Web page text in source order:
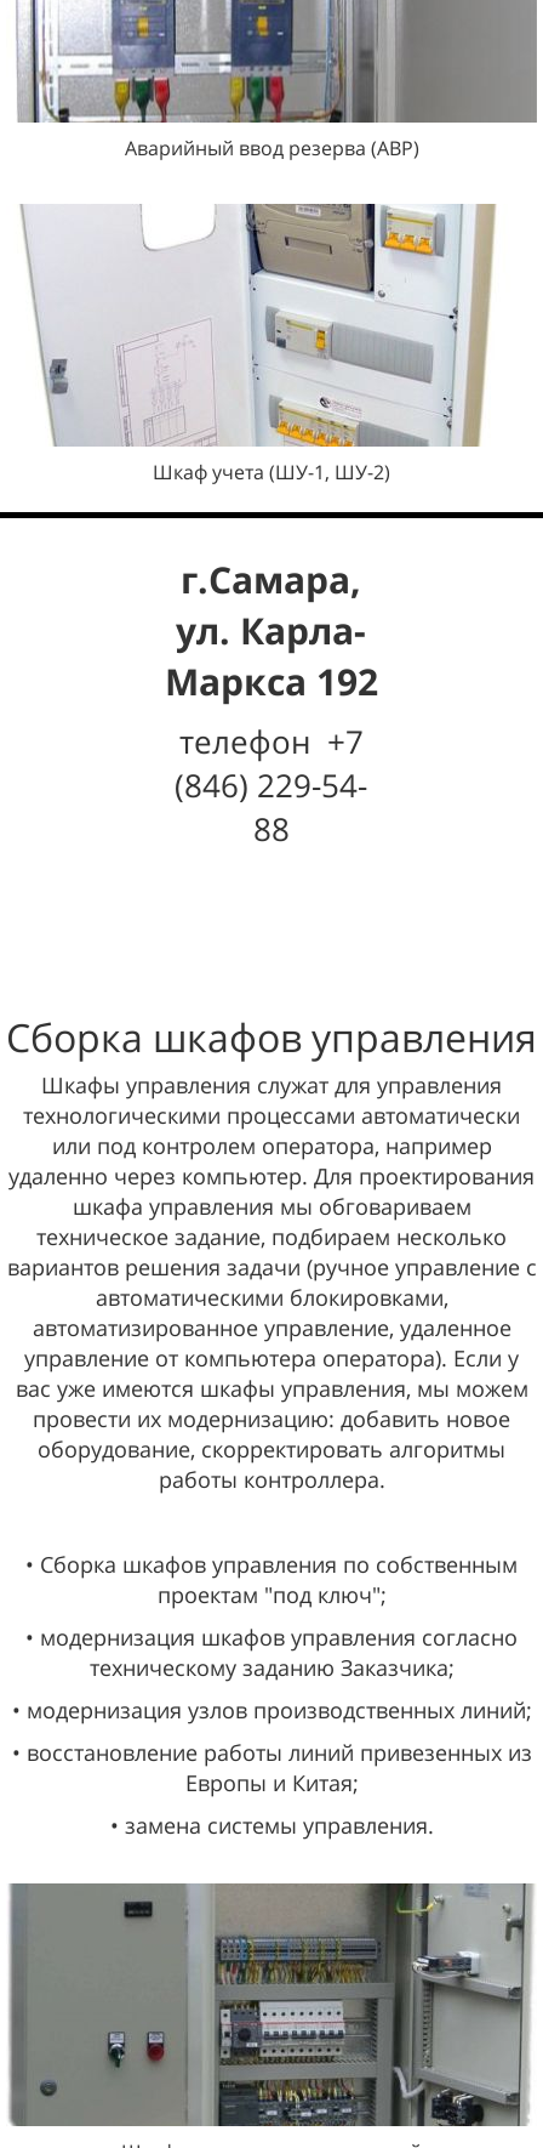
Аварийный ввод резерва (АВР)
Шкаф учета (ШУ-1, ШУ-2)
г.Самара,
ул. Карла-
Маркса 192
телефон +7
(846) 229-54-
88
Сборка шкафов управления
Шкафы управления служат для управления
технологическими процессами автоматически
или под контролем оператора, например
удаленно через компьютер. Для проектирования
шкафа управления мы обговариваем
техническое задание, подбираем несколько
вариантов решения задачи (ручное управление с
автоматическими блокировками,
автоматизированное управление, удаленное
управление от компьютера оператора). Если у
вас уже имеются шкафы управления, мы можем
провести их модернизацию: добавить новое
оборудование, скорректировать алгоритмы
работы контроллера.
• Сборка шкафов управления по собственным
проектам "под ключ";
• модернизация шкафов управления согласно
техническому заданию Заказчика;
• модернизация узлов производственных линий;
• восстановление работы линий привезенных из
Европы и Китая;
• замена системы управления.